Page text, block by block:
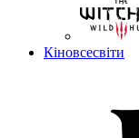
Кіновсесвіти